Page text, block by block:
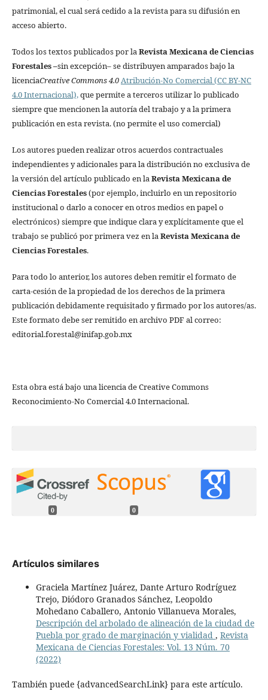
patrimonial, el cual será cedido a la revista para su difusión en
acceso abierto.
Todos los textos publicados por laRevista Mexicana de Ciencias
Forestales–sin excepción– se distribuyen amparados bajo la
licenciaCreative Commons 4.0Atribución-No Comercial (CC BY-NC
4.0 Internacional),que permite a terceros utilizar lo publicado
siempre que mencionen la autoría del trabajo y a la primera
publicación en esta revista. (no permite el uso comercial)
Los autores pueden realizar otros acuerdos contractuales
independientes y adicionales para la distribución no exclusiva de
la versión del artículo publicado en laRevista Mexicana de
Ciencias Forestales(por ejemplo, incluirlo en un repositorio
institucional o darlo a conocer en otros medios en papel o
electrónicos) siempre que indique clara y explícitamente que el
trabajo se publicó por primera vez en laRevista Mexicana de
Ciencias Forestales.
Para todo lo anterior, los autores deben remitir el formato de
carta-cesión de la propiedad de los derechos de la primera
publicación debidamente requisitado y firmado por los autores/as.
Este formato debe ser remitido en archivo PDF al correo:
editorial.forestal@inifap.gob.mx
Esta obra está bajo una licencia de Creative Commons
Reconocimiento-No Comercial 4.0 Internacional.
0 0
Artículos similares
Graciela Martínez Juárez, Dante Arturo Rodríguez
Trejo, Diódoro Granados Sánchez, Leopoldo
Mohedano Caballero, Antonio Villanueva Morales,
Descripción del arbolado de alineación de la ciudad de
Puebla por grado de marginación y vialidad , Revista
Mexicana de Ciencias Forestales: Vol. 13 Núm. 70
(2022)
También puede {advancedSearchLink} para este artículo.